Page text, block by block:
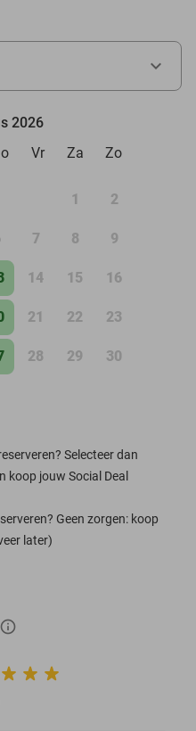
2026
Vr Za Zo
1 2
7 8 9
14 15 16
21 22 23
28 29 30
Selecteer dan
koop jouw Social Deal
Geen zorgen: koop
later)
info_outlined